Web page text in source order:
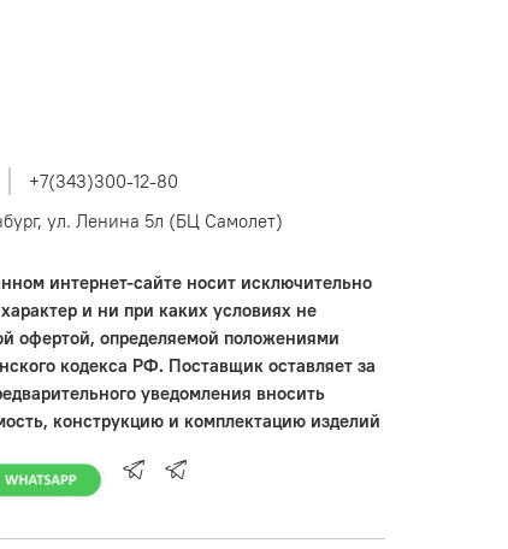
+7(343)300-12-80
ул. Ленина 5л (БЦ Самолет)
интернет-сайте носит исключительно
и ни при каких условиях не
офертой, определяемой положениями
кодекса РФ. Поставщик оставляет за
уведомления вносить
конструкцию и комплектацию изделий